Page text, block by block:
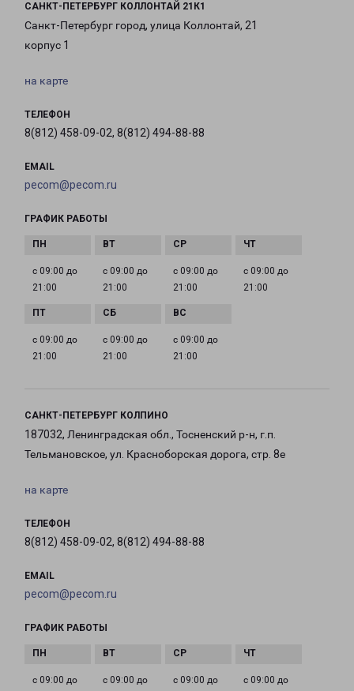
САНКТ-ПЕТЕРБУРГ КОЛЛОНТАЙ 21К1
Санкт-Петербург город, улица Коллонтай, 21
корпус 1
на карте
ТЕЛЕФОН
8(812) 458-09-02, 8(812) 494-88-88
EMAIL
pecom@pecom.ru
ГРАФИК РАБОТЫ
с 09:00 до
21:00
с 09:00 до
21:00
с 09:00 до
21:00
с 09:00 до
21:00
с 09:00 до
21:00
с 09:00 до
21:00
с 09:00 до
21:00
САНКТ-ПЕТЕРБУРГ КОЛПИНО
187032, Ленинградская обл., Тосненский р-н, г.п.
Тельмановское, ул. Красноборская дорога, стр. 8е
на карте
ТЕЛЕФОН
8(812) 458-09-02, 8(812) 494-88-88
EMAIL
pecom@pecom.ru
ГРАФИК РАБОТЫ
с 09:00 до с 09:00 до с 09:00 до с 09:00 до